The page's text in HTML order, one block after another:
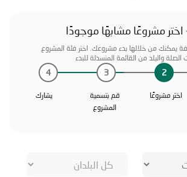
يمكنك من خلالها بدء مشروعك. اختر فئة المشروع
الصلة والبلد من القائمة المنسدلة للبدء
2
3
4
اختر مشروعًا
قم بتسمية
المشروع
يشارك